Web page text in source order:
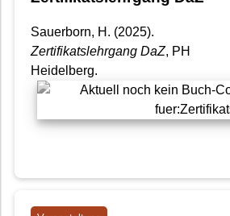
Sauerborn, H. (2025).
Zertifikatslehrgang DaZ, PH
Heidelberg.